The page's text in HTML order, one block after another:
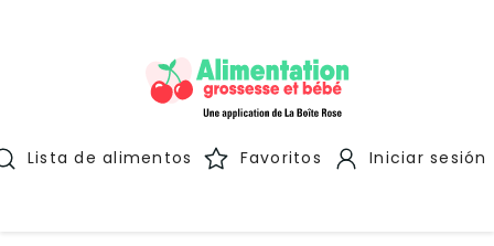
Lista de alimentos Favoritos Iniciar sesión